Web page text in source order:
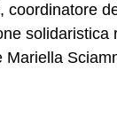
solidaristica